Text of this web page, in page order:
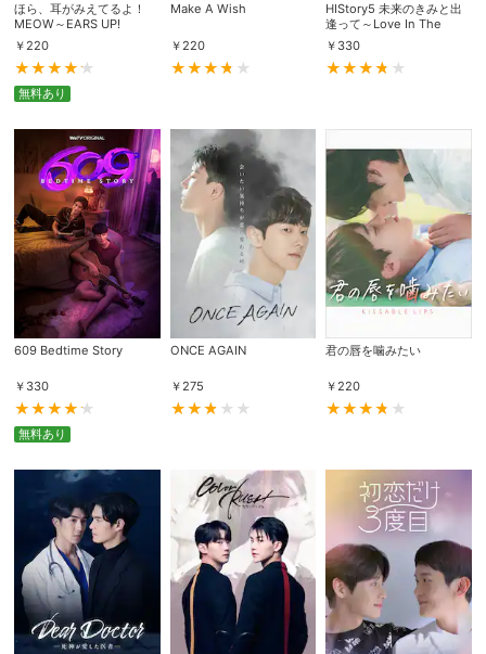
会員設定 会員情報 閉じる
会員情報変更
基本情報、本人連絡先、パスワード 、クレ
ジットカード情報の変更が可能です。
決済方法変更 決済方法の変更が可能です。
Myクーポン
ます。
購入履歴
レンタル、購入、定額見放題の購入履歴の
確認が可能です。こちらから視聴いただく
と便利です。
お気に入り
お気に入りに登録した作品を確認できま
す。お気に入りに追加した作品の削除も可
能です。
ほら、耳がみえてるよ！
MEOW～EARS UP!
￥220
無料あり
Make A Wish
￥220
HIStory5 未来のきみと出
逢って～Love In The
Future
￥ 330
609 Bedtime Story
￥ 330
無料あり
ONCE AGAIN
￥275
君の唇を噛みたい
￥220